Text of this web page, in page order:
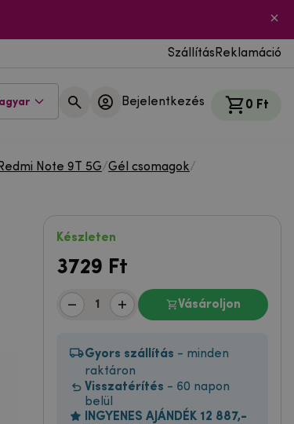
Szállítás Reklamáció
Bejelentkezés 0 Ft
Note 9T 5G/Gél csomagok/
Készleten
3729 Ft
Vásároljon
Gyors szállítás - minden
raktáron
Visszatérítés - 60 napon
belül
INGYENES AJÁNDÉK 12 887,-